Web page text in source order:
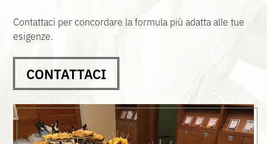
Contattaci per concordare la formula più adatta alle tue
esigenze.
CONTATTACI